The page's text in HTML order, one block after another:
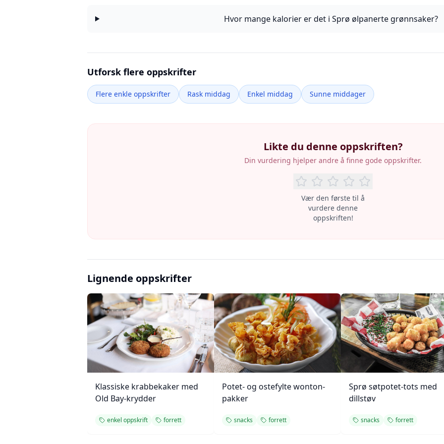
Hvor mange kalorier er det i Sprø ølpanerte grønnsaker?
Utforsk flere oppskrifter
Flere enkle oppskrifter Rask middag Enkel middag Sunne middager
Likte du denne oppskriften?
Din vurdering hjelper andre å finne gode oppskrifter.
Vær den første til å
vurdere denne
oppskriften!
Lignende oppskrifter
Klassiske krabbekaker med
Old Bay-krydder
enkel oppskrift forrett
Potet- og ostefylte wonton-
pakker
snacks forrett
Sprø søtpotet-tots med
dillstøv
snacks forrett